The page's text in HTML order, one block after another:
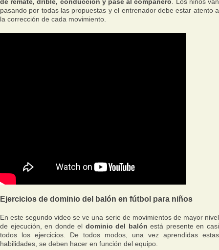
pasando por todas las propuestas y el entrenador debe estar atento a
la corrección de cada movimiento.
Ejercicios de dominio del balón en fútbol para niños
En este segundo video se ve una serie de movimientos de mayor nivel
de ejecución, en donde el dominio del balón está presente en casi
todos los ejercicios. De todos modos, una vez aprendidas estas
habilidades, se deben hacer en función del equipo.